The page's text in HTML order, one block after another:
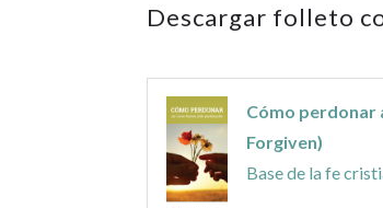
Descargar folleto
Cómo perdonar
Forgiven)
Base de la fe